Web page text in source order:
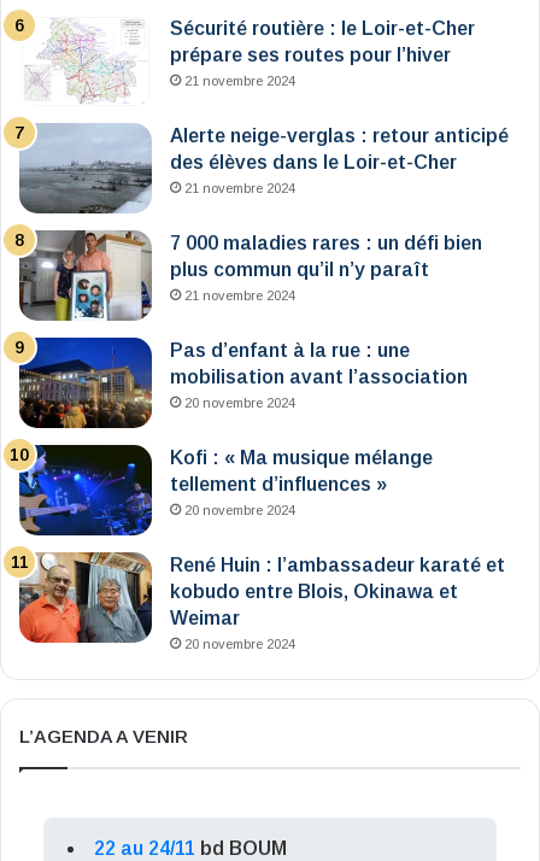
Sécurité routière : le Loir-et-Cher
prépare ses routes pour l’hiver
21 novembre 2024
Alerte neige-verglas : retour anticipé
des élèves dans le Loir-et-Cher
21 novembre 2024
7 000 maladies rares : un défi bien
plus commun qu’il n’y paraît
21 novembre 2024
Pas d’enfant à la rue : une
mobilisation avant l’association
20 novembre 2024
Kofi : « Ma musique mélange
tellement d’influences »
20 novembre 2024
René Huin : l’ambassadeur karaté et
kobudo entre Blois, Okinawa et
Weimar
20 novembre 2024
L’AGENDA A VENIR
22 au 24/11 bd BOUM